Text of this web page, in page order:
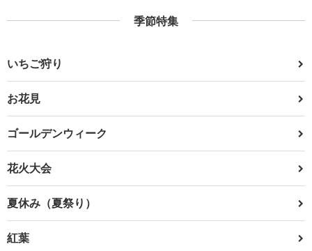
季節特集
いちご狩り
お花見
ゴールデンウィーク
花火大会
夏休み（夏祭り）
紅葉